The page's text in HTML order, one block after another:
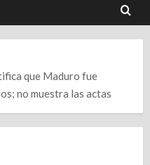
que Maduro fue
no muestra las actas